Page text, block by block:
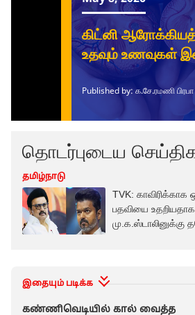
தொடர்புடைய
தமிழ்நாடு
TVK: காவிரிக்காக
பதவியை உதறியதாக
மு.க.ஸ்டாலினுக்கு
இதையும் படிக்க
கண்ணிவெடியில் கால் வைத்த